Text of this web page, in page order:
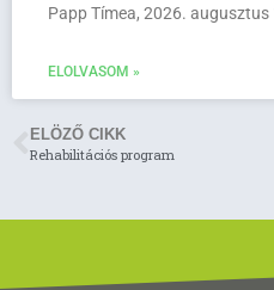
Papp Tímea, 2026. augusztus
ELOLVASOM »
ELÖZŐ CIKK
Rehabilitációs program